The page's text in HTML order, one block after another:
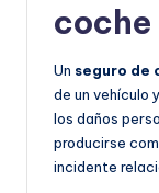
coche
Un seguro de
de un vehículo
los daños
producirse
incidente